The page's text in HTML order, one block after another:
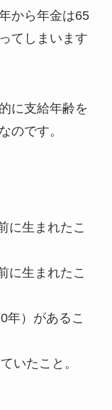
から年金は65
てしまいます
に支給年齢を
なのです。
に生まれたこ
に生まれたこ
年）があるこ
いたこと。